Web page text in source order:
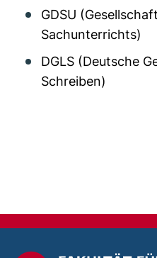
GDSU
Sachunterrichts)
DGLS (Deutsche
Schreiben)